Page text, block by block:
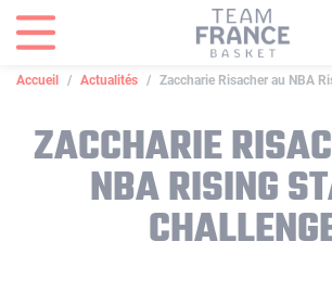
Accueil Actualités Zaccharie Risacher au NBA
ZACCHARIE
NBA RISING
Panneau de gestion des cookies